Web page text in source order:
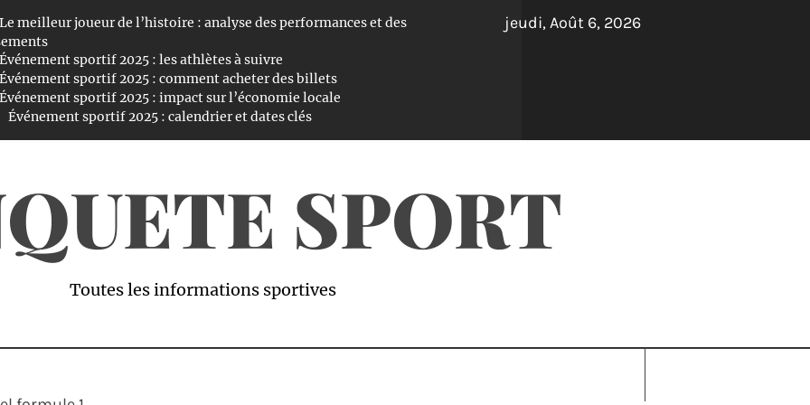
Le meilleur joueur de l’histoire : analyse des performances et des
Événement sportif 2025 : les athlètes à suivre
Événement sportif 2025 : comment acheter des billets
Événement sportif 2025 : impact sur l’économie locale
Événement sportif 2025 : calendrier et dates clés
jeudi, Août 6, 2026
SPORT
Toutes les informations sportives